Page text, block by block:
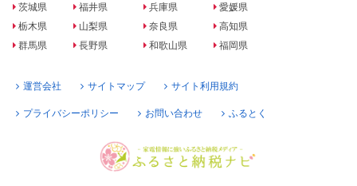
茨城県
栃木県
群馬県
福井県
山梨県
長野県
兵庫県
奈良県
和歌山県
愛媛県
高知県
福岡県
運営会社 サイトマップ サイト利用規約
プライバシーポリシー お問い合わせ ふるとく